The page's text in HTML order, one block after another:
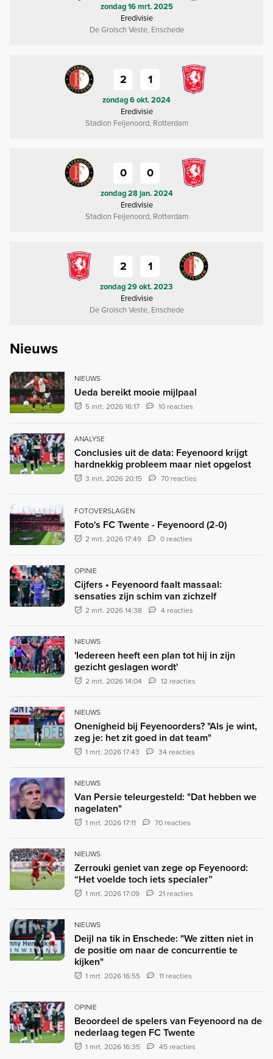
zondag 16 mrt. 2025
Eredivisie
De Grolsch Veste, Enschede
2 1
zondag 6 okt. 2024
Eredivisie
Stadion Feijenoord, Rotterdam
0 0
zondag 28 jan. 2024
Eredivisie
Stadion Feijenoord, Rotterdam
2 1
zondag 29 okt. 2023
Eredivisie
De Grolsch Veste, Enschede
Nieuws
NIEUWS
Ueda bereikt mooie mijlpaal
5 mrt. 2026 16:17 10 reacties
ANALYSE
Conclusies uit de data: Feyenoord krijgt
hardnekkig probleem maar niet opgelost
3 mrt. 2026 20:15 70 reacties
FOTOVERSLAGEN
Foto's FC Twente - Feyenoord (2-0)
2 mrt. 2026 17:49 0 reacties
OPINIE
Cijfers • Feyenoord faalt massaal:
sensaties zijn schim van zichzelf
2 mrt. 2026 14:38 4 reacties
NIEUWS
'Iedereen heeft een plan tot hij in zijn
gezicht geslagen wordt'
2 mrt. 2026 14:04 12 reacties
NIEUWS
Onenigheid bij Feyenoorders? "Als je wint,
zeg je: het zit goed in dat team"
1 mrt. 2026 17:43 34 reacties
NIEUWS
Van Persie teleurgesteld: "Dat hebben we
nagelaten"
1 mrt. 2026 17:11 70 reacties
NIEUWS
Zerrouki geniet van zege op Feyenoord:
“Het voelde toch iets specialer”
1 mrt. 2026 17:09 21 reacties
NIEUWS
Deijl na tik in Enschede: "We zitten niet in
de positie om naar de concurrentie te
kijken"
1 mrt. 2026 16:55 11 reacties
OPINIE
Beoordeel de spelers van Feyenoord na de
nederlaag tegen FC Twente
1 mrt. 2026 16:35 45 reacties